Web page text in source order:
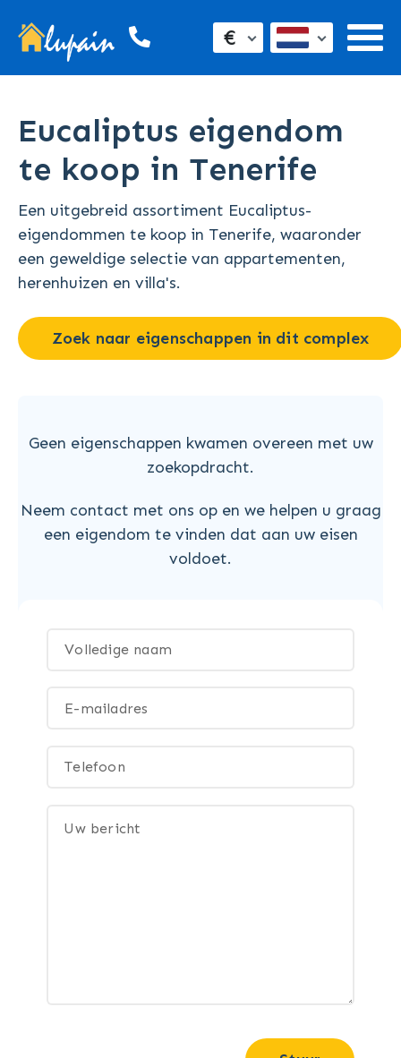
€
Eucaliptus eigendom
te koop in Tenerife
Een uitgebreid assortiment Eucaliptus-
eigendommen te koop in Tenerife, waaronder
een geweldige selectie van appartementen,
herenhuizen en villa's.
Zoek naar eigenschappen in dit complex
Geen eigenschappen kwamen overeen met uw
zoekopdracht.
Neem contact met ons op en we helpen u graag
een eigendom te vinden dat aan uw eisen
voldoet.